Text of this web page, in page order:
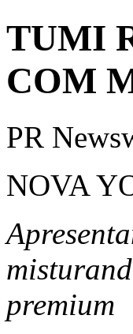
TUMI
COM
PR
NOVA
premium